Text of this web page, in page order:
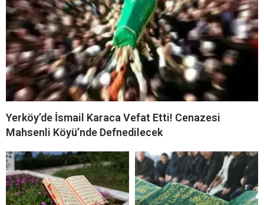
Yerköy’de İsmail Karaca Vefat Etti! Cenazesi
Mahsenli Köyü’nde Defnedilecek